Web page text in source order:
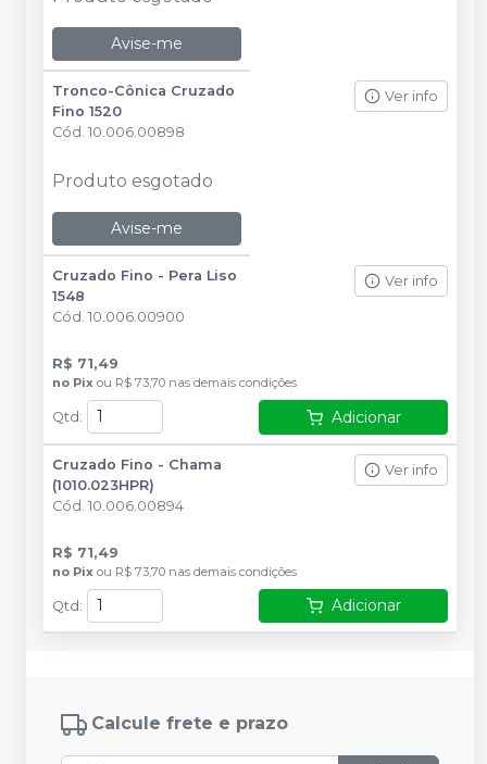
Avise-me
Tronco-Cônica Cruzado
Fino 1520
Cód. 10.006.00898
Ver info
Produto esgotado
Avise-me
Cruzado Fino - Pera Liso
1548
Cód. 10.006.00900
Ver info
R$ 71,49
no Pix ou R$ 73,70 nas demais condições
Qtd : Adicionar
Cruzado Fino - Chama
(1010.023HPR)
Cód. 10.006.00894
Ver info
R$ 71,49
no Pix ou R$ 73,70 nas demais condições
Qtd: Adicionar
Calcule frete e prazo